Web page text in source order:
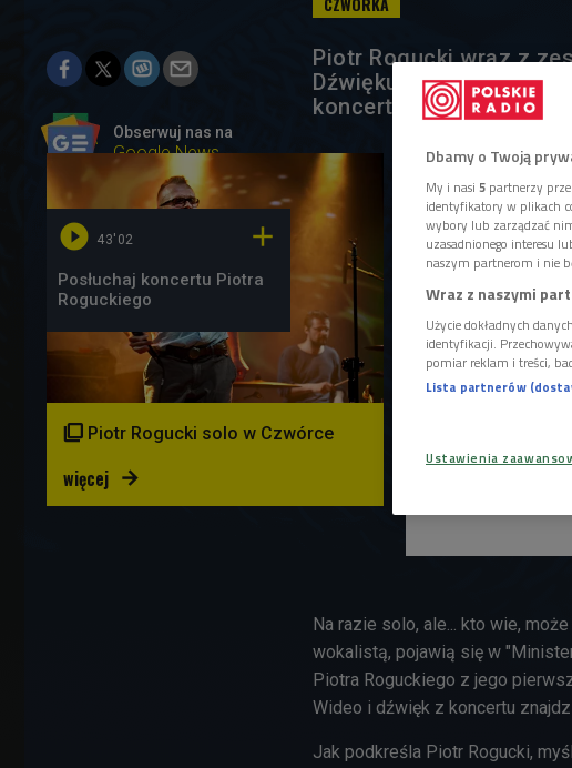
Obserwuj nas na
Google News
Piotr Rogucki wraz z
Dźwięku"! Zobaczcie
koncert!
AUDIO
 43'02 
Posłuchaj koncertu Piotra
Roguckiego
GALERIA
 Piotr Rogucki solo w Czwórce
więcej 
Na razie solo, ale... kto wie,
wokalistą, pojawią się w
Piotra Roguckiego z jego
Wideo i dźwięk z koncertu
Jak podkreśla Piotr Rogucki,
Dbamy o Twoją
My i nasi 5 partnerzy
identyfikatory w plikach
wybory lub zarządzać
uzasadnionego interesu
naszym partnerom i nie
Wraz z naszymi
Użycie dokładnych
identyfikacji.
pomiar reklam i treści,
Lista partnerów
Ustawienia